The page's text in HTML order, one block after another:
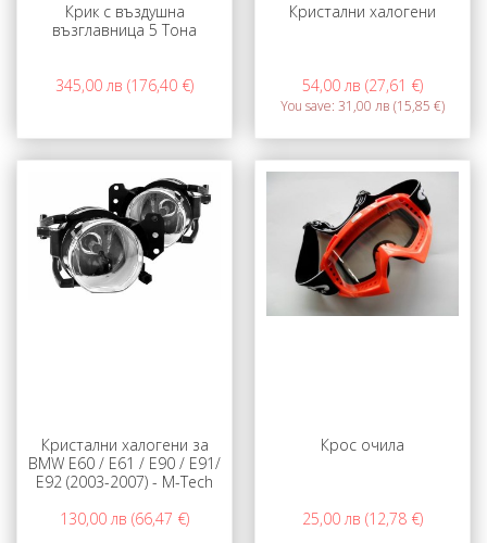
Крик с въздушна
възглавница 5 Тона
345,00 лв (176,40 €)
Кристални халогени
54,00 лв (27,61 €)
You save: 31,00 лв (15,85 €)
Кристални халогени за
BMW E60 / E61 / E90 / E91/
E92 (2003-2007) - M-Tech
130,00 лв (66,47 €)
Крос очила
25,00 лв (12,78 €)